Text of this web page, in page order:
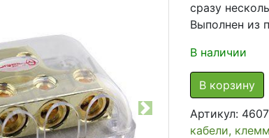
Next
сразу
Выполнен из
В наличии
В корзину
Артикул:
кабели,